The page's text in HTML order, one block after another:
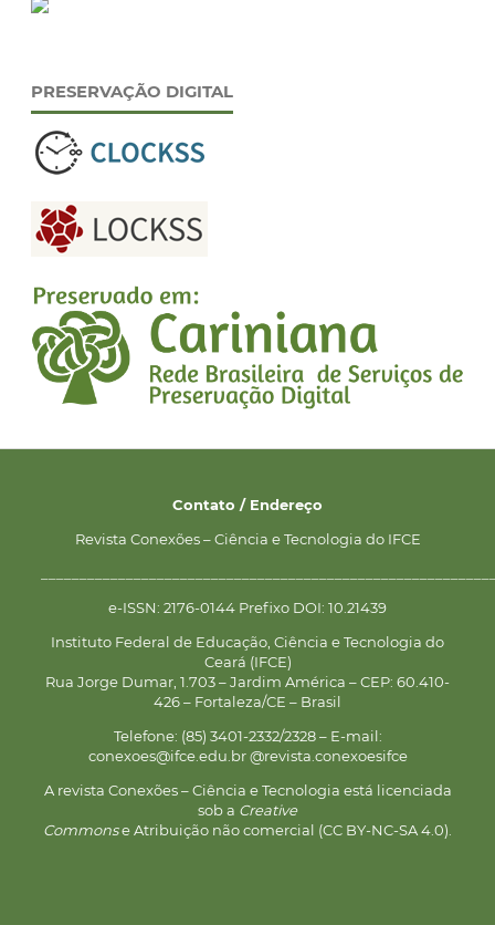
PRESERVAÇÃO DIGITAL
Contato / Endereço
Revista Conexões – Ciência e Tecnologia do IFCE
e-ISSN: 2176-0144 Prefixo DOI: 10.21439
Instituto Federal de Educação, Ciência e Tecnologia do
Ceará (IFCE)
Rua Jorge Dumar, 1.703 – Jardim América – CEP: 60.410-
426 – Fortaleza/CE – Brasil
Telefone: (85) 3401-2332/2328 – E-mail:
conexoes@ifce.edu.br @revista.conexoesifce
A revista Conexões – Ciência e Tecnologia está licenciada
sob a Creative
Commonse Atribuição não comercial (CC BY-NC-SA 4.0).